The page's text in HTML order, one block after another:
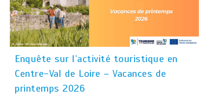
Enquête sur l’activité touristique en
Centre-Val de Loire – Vacances de
printemps 2026